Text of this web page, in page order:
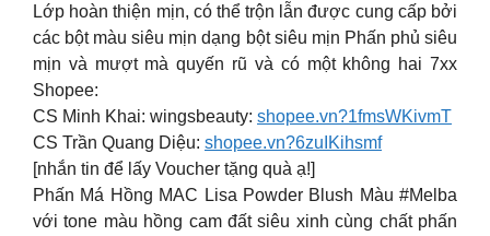
Lớp hoàn thiện mịn, có thể trộn lẫn được cung cấp bởi
các bột màu siêu mịn dạng bột siêu mịn Phấn phủ siêu
mịn và mượt mà quyến rũ và có một không hai 7xx
Shopee:
CS Minh Khai: wingsbeauty: shopee.vn?1fmsWKivmT
CS Trần Quang Diệu: shopee.vn?6zuIKihsmf
[nhắn tin để lấy Voucher tặng quà ạ!]
Phấn Má Hồng MAC Lisa Powder Blush Màu #Melba
với tone màu hồng cam đất siêu xinh cùng chất phấn